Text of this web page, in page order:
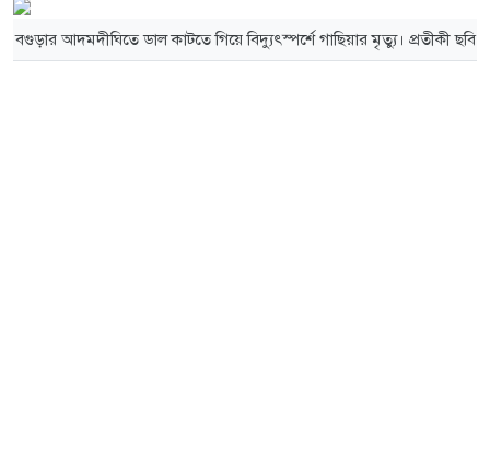
বগুড়ার আদমদীঘিতে ডাল কাটতে গিয়ে বিদ্যুৎস্পর্শে গাছিয়ার মৃত্যু। প্রতীকী ছবি